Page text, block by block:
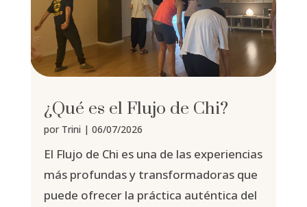
¿Qué es el Flujo de Chi?
por Trini | 06/07/2026
El Flujo de Chi es una de las experiencias
más profundas y transformadoras que
puede ofrecer la práctica auténtica del